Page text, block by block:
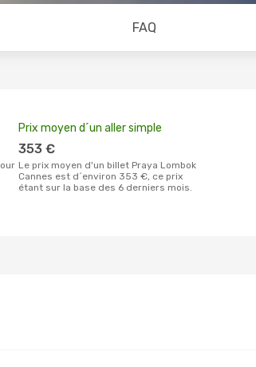
FAQ
Prix moyen d´un aller simple
353 €
Le prix moyen d'un billet Praya Lombok
Cannes est d´environ 353 €, ce prix
étant sur la base des 6 derniers mois.